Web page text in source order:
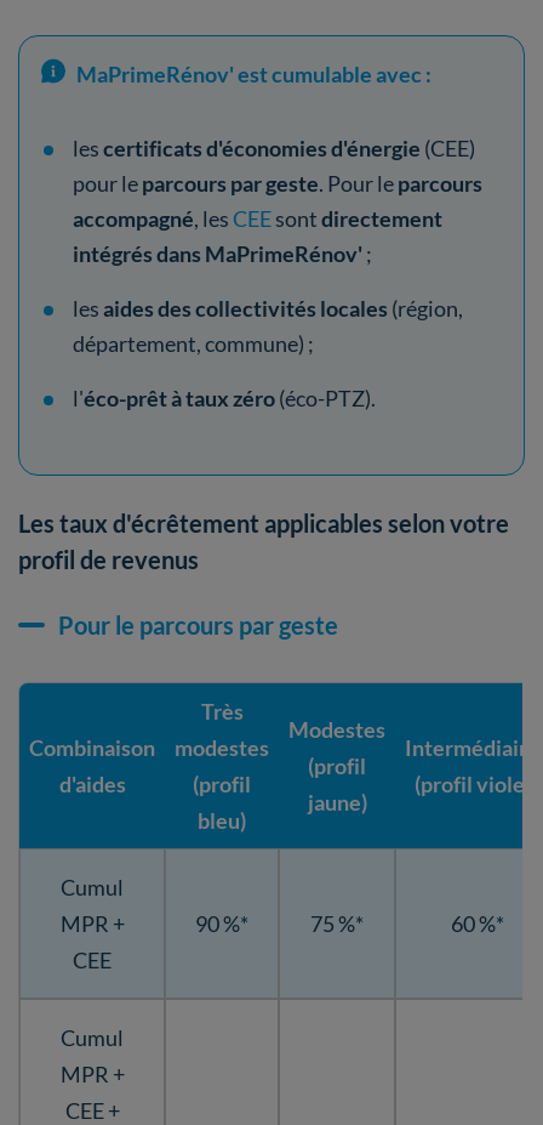
MaPrimeRénov' est cumulable avec :
lescertificats d'économies d'énergie (CEE)
pour leparcours par geste. Pour leparcours
accompagné, les CEEsontdirectement
intégrésdans MaPrimeRénov' ;
lesaides des collectivités locales (région,
département, commune) ;
l'éco-prêt à taux zéro(éco-PTZ).
Les taux d'écrêtement applicables selon votre
profil de revenus
Pour le parcours par geste
Combinaison
d'aides
Très
modestes
(profil
bleu)
Modestes
(profil
jaune)
(profil violet)
Cumul
MPR +
CEE
90 %* 75 %* 60 %*
Cumul
MPR +
CEE +